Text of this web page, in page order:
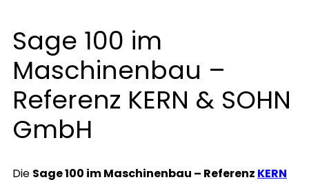
Sage 100 im
Maschinenbau –
Referenz KERN & SOHN
GmbH
Die Sage 100 im Maschinenbau – Referenz KERN